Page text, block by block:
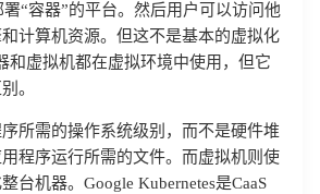
署“容器”的平台。然后用户可以访问他
计算机资源。但这不是基本的虚拟化
和虚拟机都在虚拟环境中使用，但它
。
所需的操作系统级别，而不是硬件堆
程序运行所需的文件。而虚拟机则使
台机器。Google Kubernetes是CaaS